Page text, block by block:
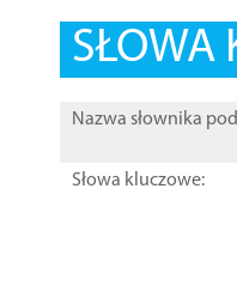
SŁOWA
Nazwa słownika
Słowa kluczowe: